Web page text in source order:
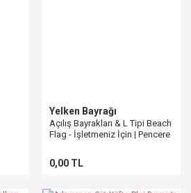
Yelken Bayrağı
Açılış Bayrakları & L Tipi Beach
Flag - İşletmeniz İçin | Pencere
0,00 TL